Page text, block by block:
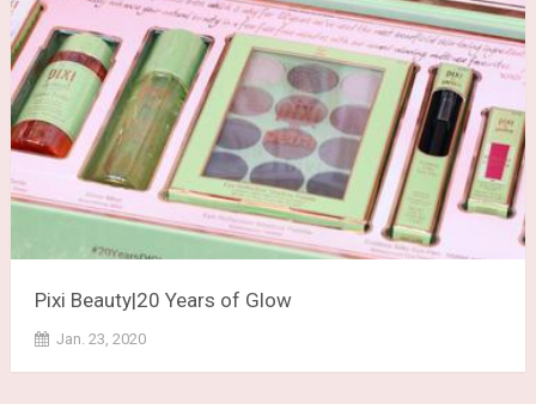
Pixi Beauty|20 Years of Glow
Jan. 23, 2020